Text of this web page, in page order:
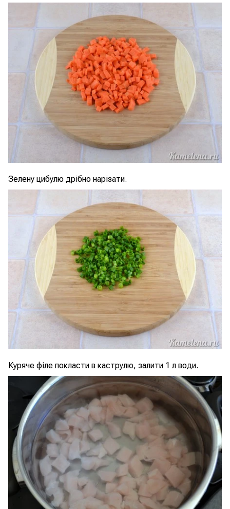
Зелену цибулю дрібно нарізати.
Куряче філе покласти в каструлю, залити 1 л води.